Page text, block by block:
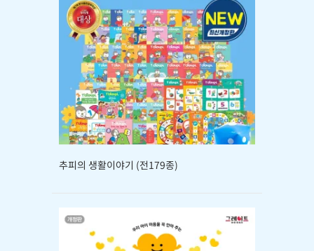
추피의 생활이야기 (전179종)